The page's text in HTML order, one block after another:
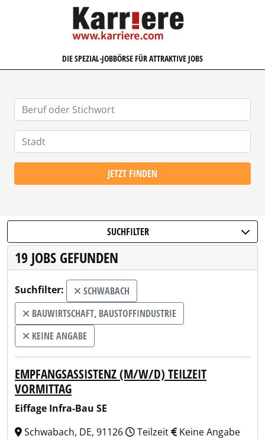
KARRIERE.COM
DIE SPEZIAL-JOBBÖRSE FÜR ATTRAKTIVE JOBS
JETZT FINDEN
SUCHFILTER
19 JOBS GEFUNDEN
Suchfilter:
SCHWABACH
BAUWIRTSCHAFT, BAUSTOFFINDUSTRIE
KEINE ANGABE
EMPFANGSASSISTENZ (M/W/D) TEILZEIT
VORMITTAG
Eiffage Infra-Bau SE
Schwabach, DE, 91126
Teilzeit Keine Angabe